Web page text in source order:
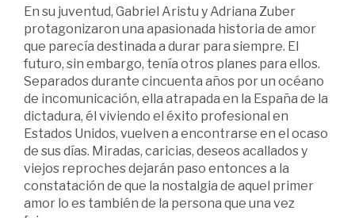
En su juventud, Gabriel Aristu y Adriana Zuber
protagonizaron una apasionada historia de amor
que parecía destinada a durar para siempre. El
futuro, sin embargo, tenía otros planes para ellos.
Separados durante cincuenta años por un océano
de incomunicación, ella atrapada en la España de la
dictadura, él viviendo el éxito profesional en
Estados Unidos, vuelven a encontrarse en el ocaso
de sus días. Miradas, caricias, deseos acallados y
viejos reproches dejarán paso entonces a la
constatación de que la nostalgia de aquel primer
amor lo es también de la persona que una vez